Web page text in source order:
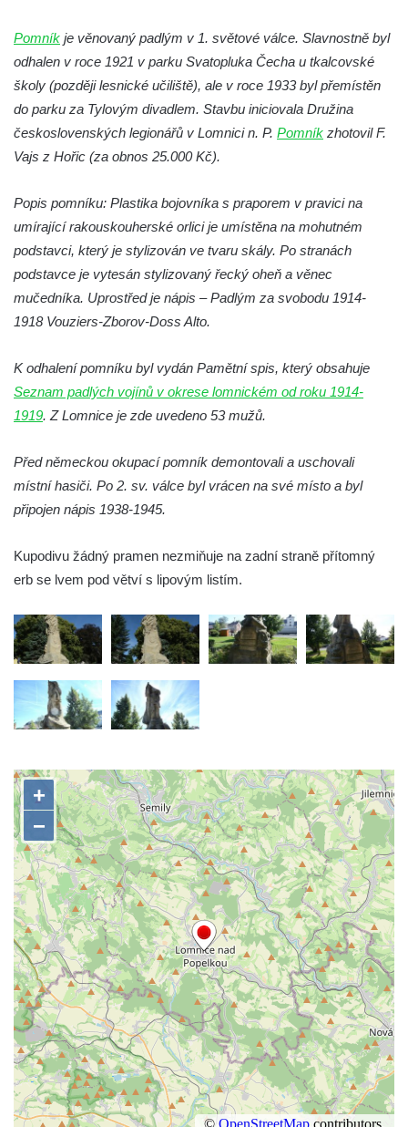
Pomník obětem válek na Náměstí v
Kamenném Újezdě
Kenotaf Jana Mojžiše na hřbitově ve
Velešíně
Kenotaf Josefa Jílka na hřbitově ve
Velešíně
Hrob Ludvíka Tůmy na hřbitově ve Velešíně
Hrob Josefa Havla na hřbitově ve Velešíně
Pomník obětem 2. světové války na hřbitově
u kostela svatého Václava ve Velešíně
Pamětní deska 240 MILES TO FREEDOM u
Kamarýta ve Velešíně
Pomník obětem 1. a 2. světové války v
Římově
Hrob Petera Korgera a Petra Štindla na
Pomník obětem 1. světové války v Dolním
Předoníně
Pomník obětem 2. světové války v Plavu
Pamětní deska obětem 1. světové války v
Plavu
Kenotaf Pepiho Meisela na hřbitově v
Dolním Podluží
Dolním Podluží
Kenotaf Antona Klause na hřbitově v
Dolním Podluží
Kenotaf Heinricha Klause na hřbitově v
Dolním Podluží
Kenotaf Josefa Stolle na hřbitově v Dolním
Podluží
Pomník obětem 1. světové války na
židovském hřbitově v Mostě
Hrob Aloise Podrábského na hřbitově v
Račicích
Pamětní deska Miroslava Švice na domě
čp. 43 v Lužci nad Vltavou
Pomník obětem 2. světové války v ulici 1.
Pomník je věnovaný padlým v 1. světové válce. Slavnostně byl
odhalen v roce 1921 v parku Svatopluka Čecha u tkalcovské
školy (později lesnické učiliště), ale v roce 1933 byl přemístěn
do parku za Tylovým divadlem. Stavbu iniciovala Družina
československých legionářů v Lomnici n. P. Pomník zhotovil F.
Vajs z Hořic (za obnos 25.000 Kč).
Popis pomníku: Plastika bojovníka s praporem v pravici na
umírající rakouskouherské orlici je umístěna na mohutném
podstavci, který je stylizován ve tvaru skály. Po stranách
podstavce je vytesán stylizovaný řecký oheň a věnec
mučedníka. Uprostřed je nápis – Padlým za svobodu 1914-
1918 Vouziers-Zborov-Doss Alto.
K odhalení pomníku byl vydán Pamětní spis, který obsahuje
Seznam padlých vojínů v okrese lomnickém od roku 1914-
1919. Z Lomnice je zde uvedeno 53 mužů.
Před německou okupací pomník demontovali a uschovali
místní hasiči. Po 2. sv. válce byl vrácen na své místo a byl
připojen nápis 1938-1945.
Kupodivu žádný pramen nezmiňuje na zadní straně přítomný
erb se lvem pod větví s lipovým listím.